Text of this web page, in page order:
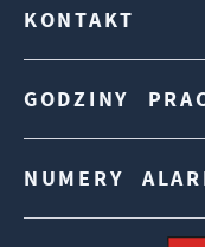
KONTAKT
GODZINY
NUMERY